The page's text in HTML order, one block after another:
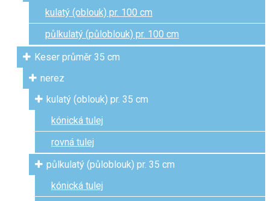
kulatý (oblouk) pr. 100 cm
půlkulatý (půloblouk) pr. 100 cm
Keser průměr 35 cm
nerez
kulatý (oblouk) pr. 35 cm
kónická tulej
rovná tulej
půlkulatý (půloblouk) pr. 35 cm
kónická tulej